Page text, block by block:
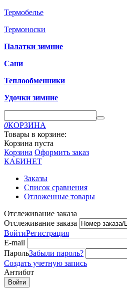
Термобелье
Термоноски
Палатки зимние
Сани
Теплообменники
Удочки зимние
0КОРЗИНА
Товары в корзине:
Корзина пуста
Корзина Оформить заказ
КАБИНЕТ
Заказы
Список сравнения
Отложенные товары
Отслеживание заказа
Отслеживание заказа
ВойтиРегистрация
E-mail
ПарольЗабыли пароль?
Создать учетную запись
Антибот
Войти